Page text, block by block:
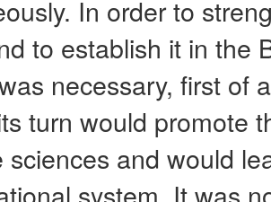
In order to
to establish it in the
necessary, first of
turn would promote
sciences and would
system. It was